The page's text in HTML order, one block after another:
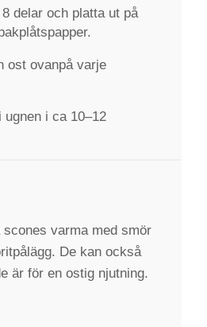
delar och platta ut på
ost ovanpå varje
ugnen i ca 10–12
scones varma med smör
De kan också
är för en ostig njutning.